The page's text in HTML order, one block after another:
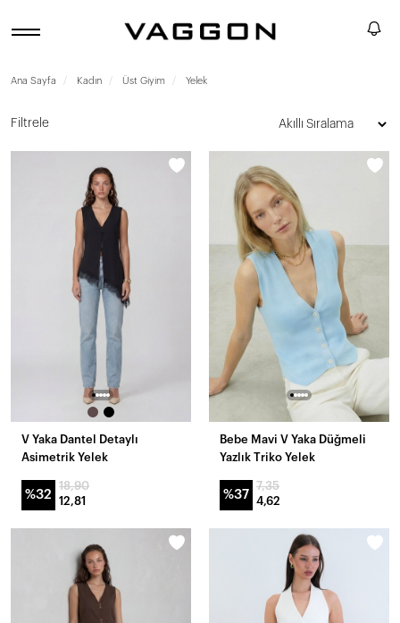
Ana Sayfa Kadın Üst Giyim Yelek
Filtrele
V Yaka Dantel Detaylı
Asimetrik Yelek
%32
18,90
12,81
Bebe Mavi V Yaka Düğmeli
Yazlık Triko Yelek
%37
7,35
4,62